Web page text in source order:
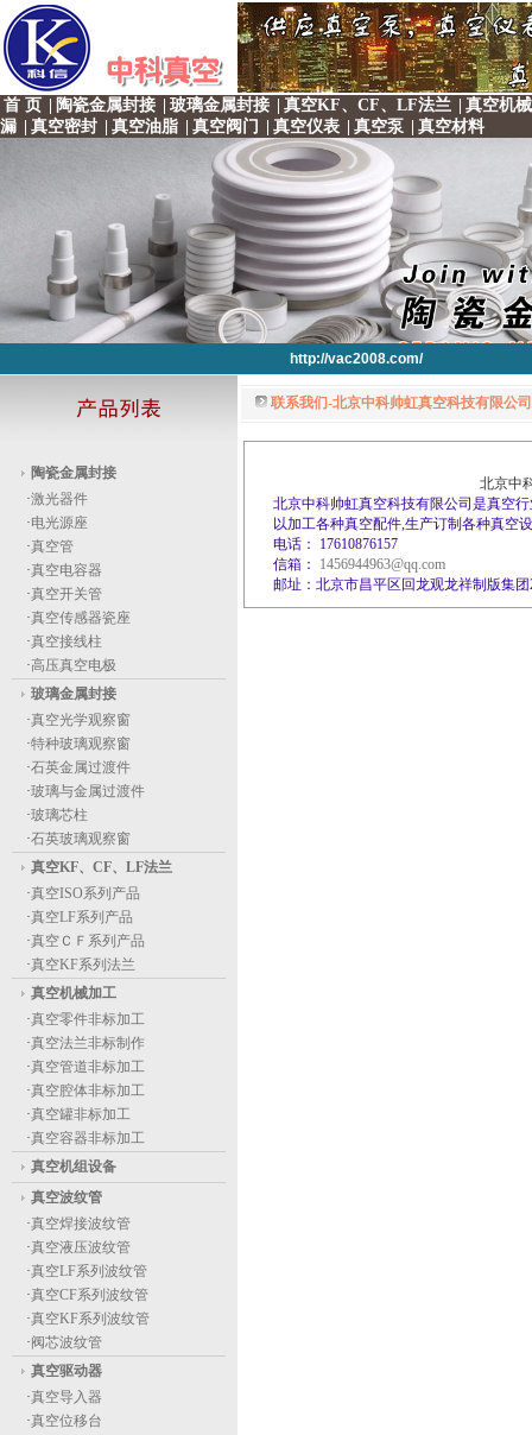
首 页 陶瓷金属封接 玻璃金属封接 真空KF、CF、LF法兰
真空机
漏
真空密封 真空油脂 真空阀门 真空仪表 真空泵 真空材料
http://vac2008.com/
陶瓷金属封接
·激光器件
·电光源座
·真空管
·真空电容器
·真空开关管
·真空传感器瓷座
·真空接线柱
·高压真空电极
玻璃金属封接
·真空光学观察窗
·特种玻璃观察窗
·石英金属过渡件
·玻璃与金属过渡件
·玻璃芯柱
·石英玻璃观察窗
真空KF、CF、LF法兰
·真空ISO系列产品
·真空LF系列产品
·真空ＣＦ系列产品
·真空KF系列法兰
真空机械加工
·真空零件非标加工
·真空法兰非标制作
·真空管道非标加工
·真空腔体非标加工
·真空罐非标加工
·真空容器非标加工
真空机组设备
真空波纹管
·真空焊接波纹管
·真空液压波纹管
·真空LF系列波纹管
·真空CF系列波纹管
·真空KF系列波纹管
·阀芯波纹管
真空驱动器
·真空导入器
·真空位移台
联系我们-北京中科帅虹真空科技有限公
北京中
北京中科帅虹真空科技有限公司是真空
以加工各种真空配件,生产订制各种真空
电话： 17610876157
信箱： 1456944963@qq.com
邮址：北京市昌平区回龙观龙祥制版集团